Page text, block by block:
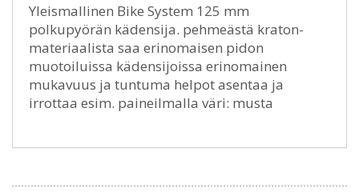
Yleismallinen Bike System 125 mm
polkupyörän kädensija. pehmeästä kraton-
materiaalista saa erinomaisen pidon
muotoiluissa kädensijoissa erinomainen
mukavuus ja tuntuma helpot asentaa ja
irrottaa esim. paineilmalla väri: musta